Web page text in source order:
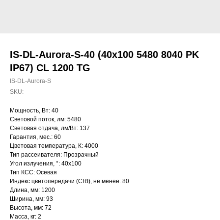
IS-DL-Aurora-S-40 (40x100 5480 8040 PK
IP67) CL 1200 TG
IS-DL-Aurora-S
SKU:
Мощность, Вт: 40
Световой поток, лм: 5480
Световая отдача, лм/Вт: 137
Гарантия, мес.: 60
Цветовая температура, К: 4000
Тип рассеивателя: Прозрачный
Угол излучения, °: 40х100
Тип КСС: Осевая
Индекс цветопередачи (CRI), не менее: 80
Длина, мм: 1200
Ширина, мм: 93
Высота, мм: 72
Масса, кг: 2